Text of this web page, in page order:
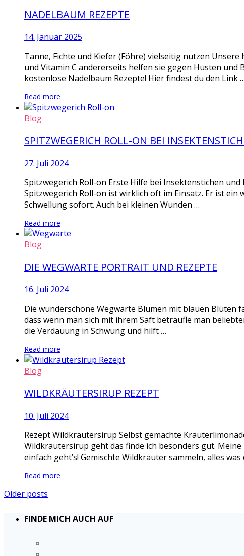
NADELBAUM REZEPTE
14. Januar 2025
Tanne, Fichte und Kiefer (Föhre) vielseitig nutzen
und Vitamin C andererseits helfen sie gegen Husten und
kostenlose Nadelbaum Rezepte! Hier findest du den Link
Read more
Blog
SPITZWEGERICH ROLL-ON BEI
27. Juli 2024
Spitzwegerich Roll-on Erste Hilfe bei Insektenstichen
Spitzwegerich Roll-on ist wirklich oft im Einsatz. Er ist
Schwellung sofort. Auch bei kleinen Wunden …
Read more
Blog
DIE WEGWARTE PORTRAIT UND REZEPTE
16. Juli 2024
Die wunderschöne Wegwarte Blumen mit blauen Blüten
dass wenn man sich mit ihrem Saft beträufle man
die Verdauung in Schwung und hilft …
Read more
Blog
WILDKRÄUTERSIRUP REZEPT
10. Juli 2024
Rezept Wildkräutersirup Selbst gemachte
Wildkräutersirup geht das finde ich besonders gut.
einfach geht’s! Gemischte Wildkräuter sammeln, alles
Read more
Older posts
FINDE MICH AUCH AUF